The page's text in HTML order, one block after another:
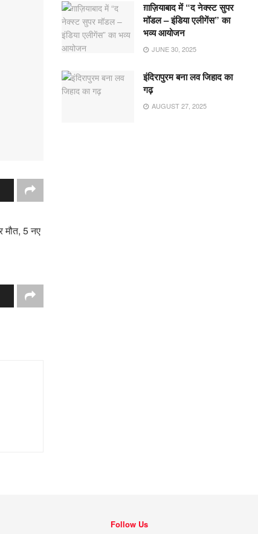
5 नए
ग़ाज़ियाबाद में “द नेक्स्ट सुपर
मॉडल – इंडिया एलीगेंस” का
भव्य आयोजन
JUNE 30, 2025
इंदिरापुरम बना लव जिहाद का
गढ़
AUGUST 27, 2025
Follow Us